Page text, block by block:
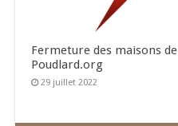
Fermeture des maisons de
Poudlard.org
29 juillet 2022